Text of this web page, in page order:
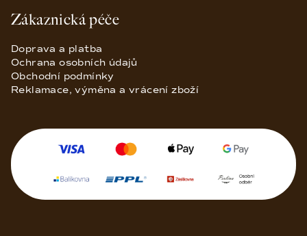
Zákaznická péče
Doprava a platba
Ochrana osobních údajů
Obchodní podmínky
Reklamace, výměna a vrácení zboží